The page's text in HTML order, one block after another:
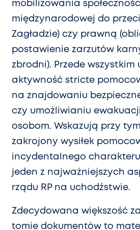
mobilizowania
międzynarodowej do
Zagładzie) czy prawną
postawienie zarzutów
zbrodni). Przede
aktywność stricte
na znajdowaniu
czy umożliwianiu
osobom. Wskazują przy
zakrojony wysiłek
incydentalnego
jeden z najważniejszych
rządu RP na uchodźstwie.
Zdecydowana większość
tomie dokumentów to